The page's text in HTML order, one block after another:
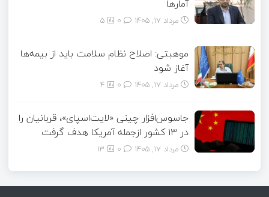
آمارها
مرداد ۱۷, ۱۴۰۵ 5
موهبتی: اصلاح نظام سلامت باید از بیمه‌ها
آغاز شود
مرداد ۱۷, ۱۴۰۵ 4
جاسوس‌افزار چینی «لایت‌اسپای»، قربانیان را
در ۱۳ کشور ازجمله آمریکا هدف گرفت
مرداد ۱۷, ۱۴۰۵ 13